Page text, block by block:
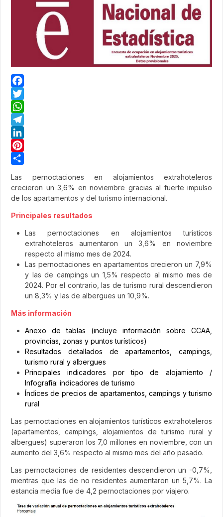
Facebook
Twitter
WhatsApp
Telegram
LinkedIn
Pinterest
Las pernoctaciones en alojamientos extrahoteleros
crecieron un 3,6% en noviembre gracias al fuerte impulso
de los apartamentos y del turismo internacional.
Principales resultados
Las pernoctaciones en alojamientos turísticos
extrahoteleros aumentaron un 3,6% en noviembre
respecto al mismo mes de 2024.
Las pernoctaciones en apartamentos crecieron un 7,9%
y las de campings un 1,5% respecto al mismo mes de
2024. Por el contrario, las de turismo rural descendieron
un 8,3% y las de albergues un 10,9%.
Más información
Anexo de tablas (incluye información sobre CCAA,
provincias, zonas y puntos turísticos)
Resultados detallados de apartamentos, campings,
turismo rural y albergues
Principales indicadores por tipo de alojamiento /
Infografía: indicadores de turismo
Índices de precios de apartamentos, campings y turismo
rural
Las pernoctaciones en alojamientos turísticos extrahoteleros
(apartamentos, campings, alojamientos de turismo rural y
albergues) superaron los 7,0 millones en noviembre, con un
aumento del 3,6% respecto al mismo mes del año pasado.
Las pernoctaciones de residentes descendieron un -0,7%,
mientras que las de no residentes aumentaron un 5,7%. La
estancia media fue de 4,2 pernoctaciones por viajero.